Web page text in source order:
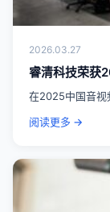
2026.03.27
睿清科技荣获
在2025中国音视
阅读更多 →